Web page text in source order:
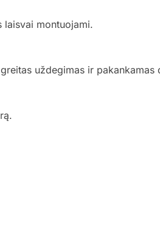
laisvai montuojami.
uždegimas ir pakankamas